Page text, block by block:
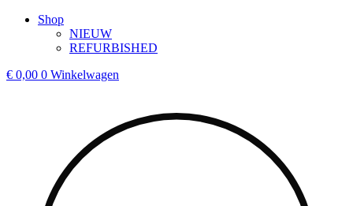
Shop
NIEUW
REFURBISHED
€ 0,00 0 Winkelwagen